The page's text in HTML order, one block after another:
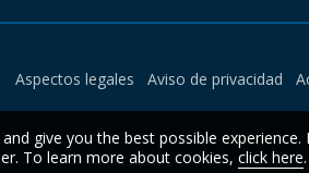
Aspectos legales Aviso de privacidad
give you the best possible
To learn more about cookies, click here.